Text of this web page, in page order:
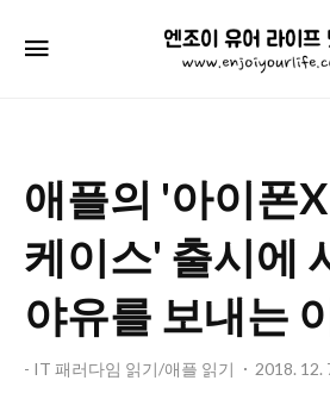
엔
조
어
라
이
프
닷
애플의 '아이폰
케이스' 출시에
야유를 보내는
- IT 패러다임 읽기/애플 읽기 2018. 12.